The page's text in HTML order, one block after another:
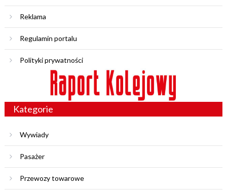
Reklama
Regulamin portalu
Polityki prywatności
Kategorie
Wywiady
Pasażer
Przewozy towarowe